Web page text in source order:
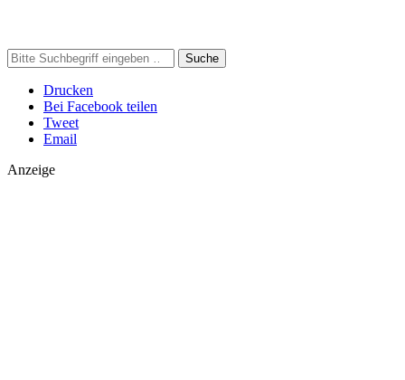
Suche
Drucken
Bei Facebook teilen
Tweet
Email
Anzeige